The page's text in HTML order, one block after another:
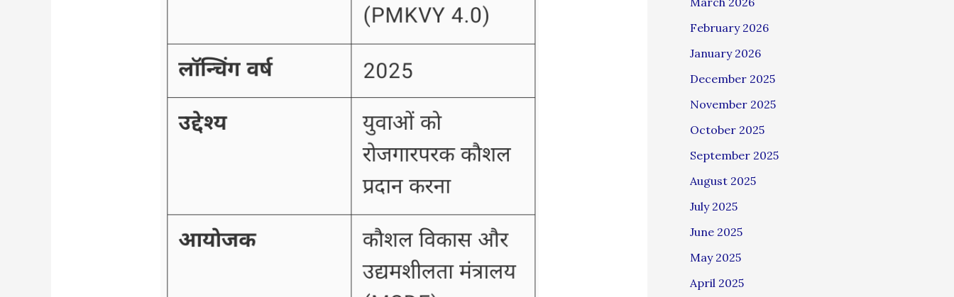
February 2026
January 2026
December 2025
November 2025
October 2025
September 2025
August 2025
July 2025
June 2025
May 2025
April 2025